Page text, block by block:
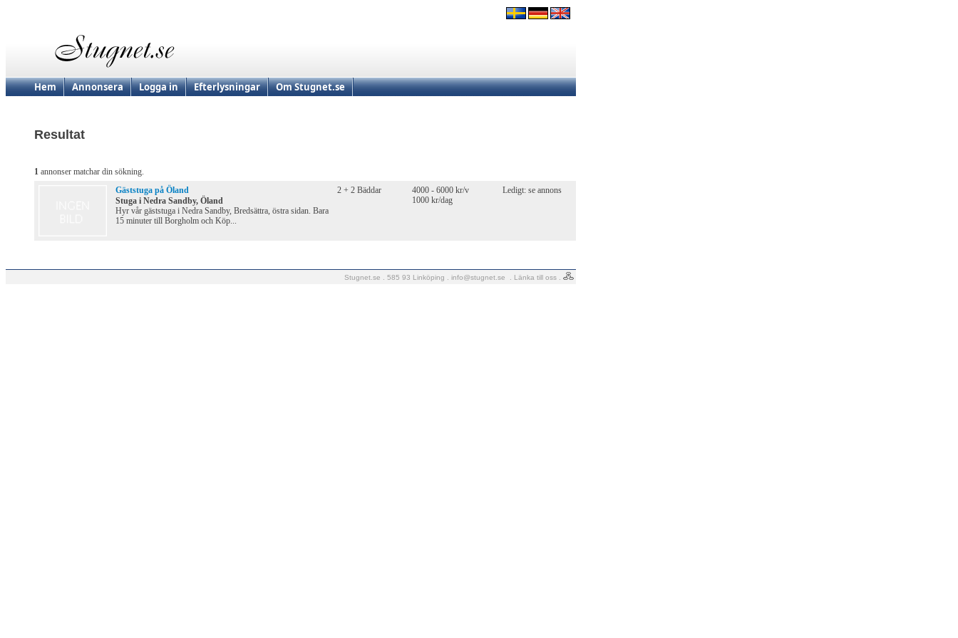
Hem Annonsera Logga in Efterlysningar Om Stugnet.se
Resultat
1 annonser matchar din sökning.
Gäststuga på Öland
Stuga i Nedra Sandby, Öland
Hyr vår gäststuga i Nedra Sandby, Bredsättra, östra sidan. Bara
15 minuter till Borgholm och Köp...
2 + 2 Bäddar
4000 - 6000 kr/v
1000 kr/dag
Ledigt: se annons
Stugnet.se . 585 93 Linköping . info@stugnet.se Länka till oss